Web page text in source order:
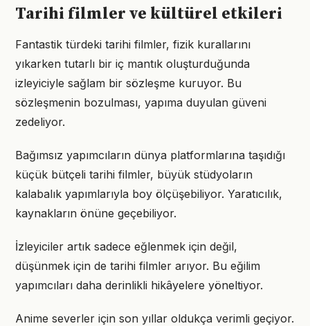
Tarihi filmler ve kültürel etkileri
Fantastik türdeki tarihi filmler, fizik kurallarını
yıkarken tutarlı bir iç mantık oluşturduğunda
izleyiciyle sağlam bir sözleşme kuruyor. Bu
sözleşmenin bozulması, yapıma duyulan güveni
zedeliyor.
Bağımsız yapımcıların dünya platformlarına taşıdığı
küçük bütçeli tarihi filmler, büyük stüdyoların
kalabalık yapımlarıyla boy ölçüşebiliyor. Yaratıcılık,
kaynakların önüne geçebiliyor.
İzleyiciler artık sadece eğlenmek için değil,
düşünmek için de tarihi filmler arıyor. Bu eğilim
yapımcıları daha derinlikli hikâyelere yöneltiyor.
Anime severler için son yıllar oldukça verimli geçiyor.